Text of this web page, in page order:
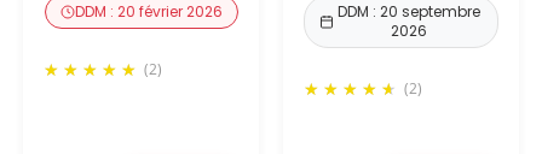
DDM : 20 février 2026
(2)
DDM : 20 septembre
2026
(2)